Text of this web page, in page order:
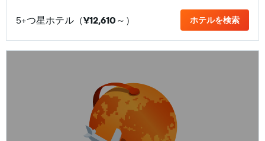
5+つ星ホテル（¥12,610​～） ホテルを検索